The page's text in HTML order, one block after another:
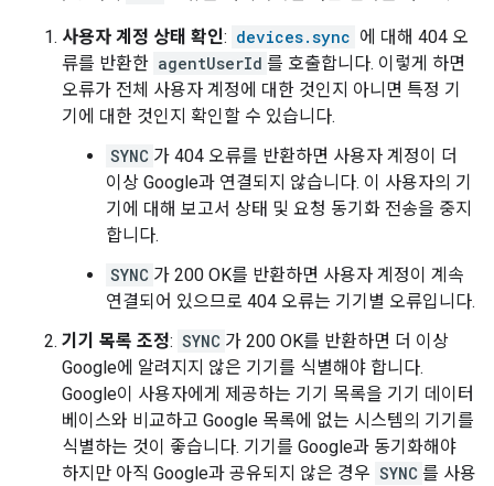
사용자 계정 상태 확인: devices.sync 에 대해 404 오
류를 반환한 agentUserId 를 호출합니다. 이렇게 하면
오류가 전체 사용자 계정에 대한 것인지 아니면 특정 기
기에 대한 것인지 확인할 수 있습니다.
SYNC 가 404 오류를 반환하면 사용자 계정이 더
이상 Google과 연결되지 않습니다. 이 사용자의 기
기에 대해 보고서 상태 및 요청 동기화 전송을 중지
합니다.
SYNC 가 200 OK를 반환하면 사용자 계정이 계속
연결되어 있으므로 404 오류는 기기별 오류입니다.
기기 목록 조정: SYNC 가 200 OK를 반환하면 더 이상
Google에 알려지지 않은 기기를 식별해야 합니다.
Google이 사용자에게 제공하는 기기 목록을 기기 데이터
베이스와 비교하고 Google 목록에 없는 시스템의 기기를
식별하는 것이 좋습니다. 기기를 Google과 동기화해야
하지만 아직 Google과 공유되지 않은 경우 SYNC 를 사용